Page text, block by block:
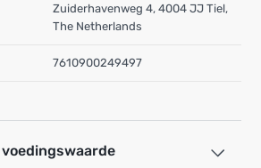
Zuiderhavenweg 4, 4004 JJ Tiel,
The Netherlands
7610900249497